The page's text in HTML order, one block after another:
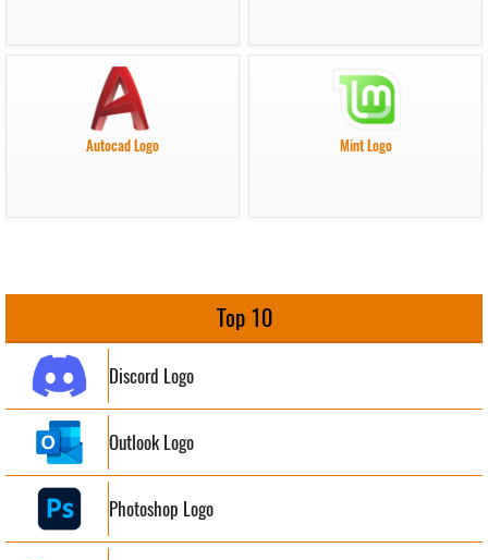
Autocad Logo Mint Logo
Top 10
Discord Logo
Outlook Logo
Photoshop Logo